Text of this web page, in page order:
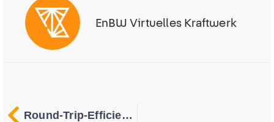
EnBW Virtuelles Kraftwerk
Round-Trip-Efficiency (RTE)